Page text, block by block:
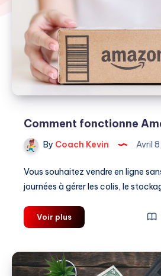
Comment fonctionne
By Coach Kevin Avril
Vous souhaitez vendre en ligne
journées à gérer les colis, le
Voir plusComment
fonctionne
FBA
?